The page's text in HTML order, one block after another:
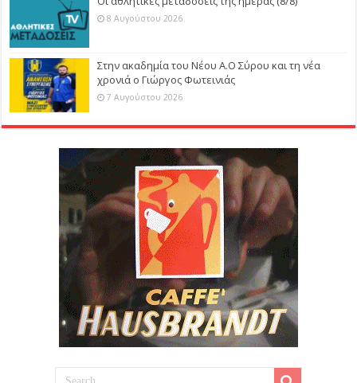
8 Αυγούστου 2026
Στην ακαδημία του Νέου Α.Ο Σύρου και τη νέα
χρονιά ο Γιώργος Φωτεινιάς
7 Αυγούστου 2026